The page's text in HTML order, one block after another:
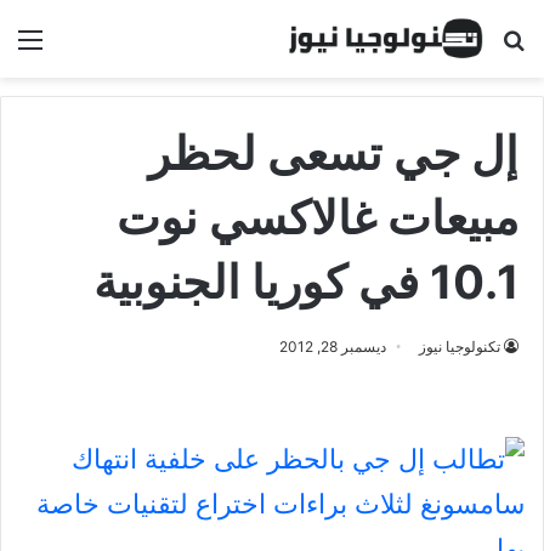
البحث عن
إل جي تسعى لحظر
مبيعات غالاكسي نوت
10.1 في كوريا الجنوبية
تكنولوجيا نيوز ديسمبر 28, 2012